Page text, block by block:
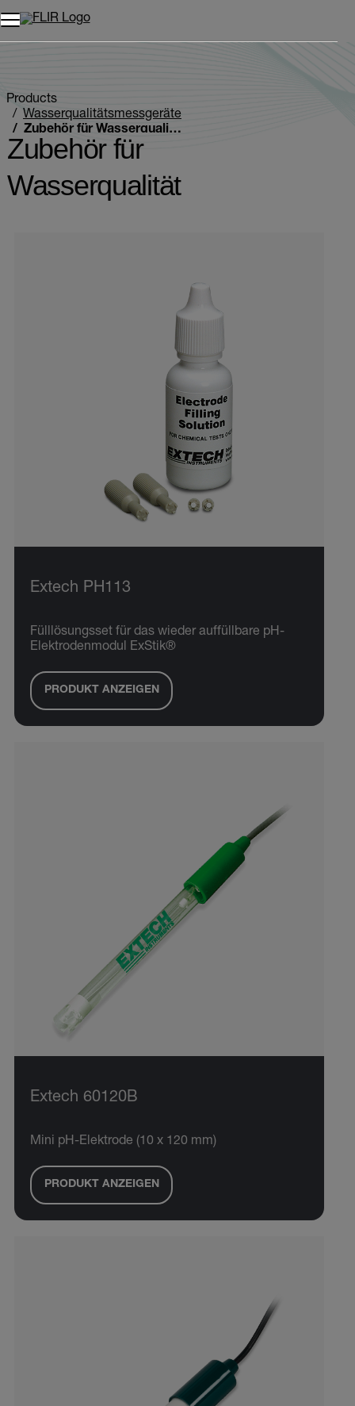
Unread messages
Entfernen
Elemente
Element
In den Warenkorb
Im Warenkorb
Products
Wasserqualitätsmessgeräte
Zubehör für Wasserqualität
Zubehör für
Wasserqualität
Extech PH113
Fülllösungsset für das wieder auffüllbare pH-
Elektrodenmodul ExStik®
PRODUKT ANZEIGEN
Extech 60120B
Mini pH-Elektrode (10 x 120 mm)
PRODUKT ANZEIGEN